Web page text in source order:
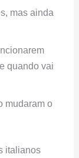
mas ainda
quando vai
mudaram o
italianos